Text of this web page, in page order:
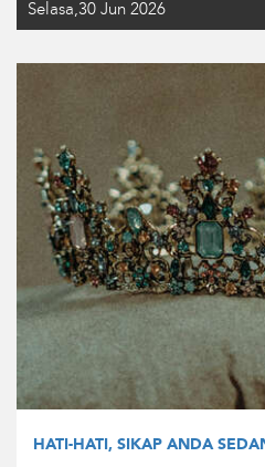
Selasa,30 Jun 2026
HATI-HATI, SIKAP ANDA